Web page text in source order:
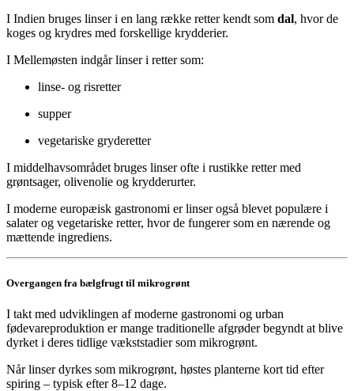
I Indien bruges linser i en lang række retter kendt som dal, hvor de
koges og krydres med forskellige krydderier.
I Mellemøsten indgår linser i retter som:
linse- og risretter
supper
vegetariske gryderetter
I middelhavsområdet bruges linser ofte i rustikke retter med
grøntsager, olivenolie og krydderurter.
I moderne europæisk gastronomi er linser også blevet populære i
salater og vegetariske retter, hvor de fungerer som en nærende og
mættende ingrediens.
Overgangen fra bælgfrugt til mikrogrønt
I takt med udviklingen af moderne gastronomi og urban
fødevareproduktion er mange traditionelle afgrøder begyndt at blive
dyrket i deres tidlige vækststadier som mikrogrønt.
Når linser dyrkes som mikrogrønt, høstes planterne kort tid efter
spiring – typisk efter 8–12 dage.